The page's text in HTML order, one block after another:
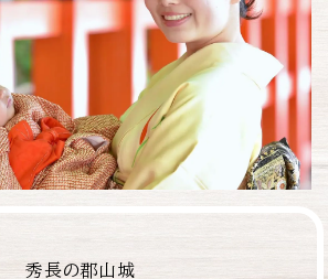
秀長の郡山城